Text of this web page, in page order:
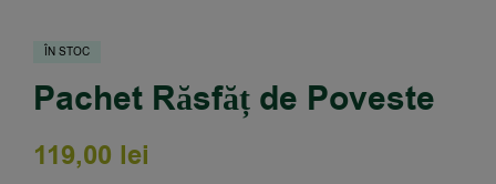
ÎN STOC
Pachet Răsfăț de Poveste
119,00 lei